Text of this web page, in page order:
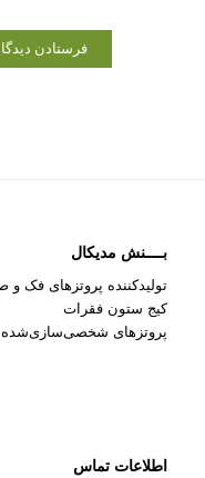
بــــنش مدیکال
تولیدکننده پروتزهای فک
کیج ستون فقرات
پروتزهای شخصی‌سازی‌شده
اطلاعات تماس